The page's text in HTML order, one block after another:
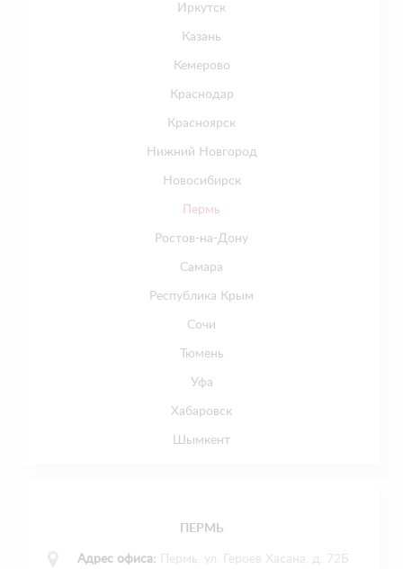
Иркутск
Казань
Кемерово
Краснодар
Красноярск
Нижний Новгород
Новосибирск
Пермь
Ростов-на-Дону
Самара
Республика Крым
Сочи
Тюмень
Уфа
Хабаровск
Шымкент
ПЕРМЬ
Адрес офиса:
Пермь, ул. Героев Хасана, д. 72Б